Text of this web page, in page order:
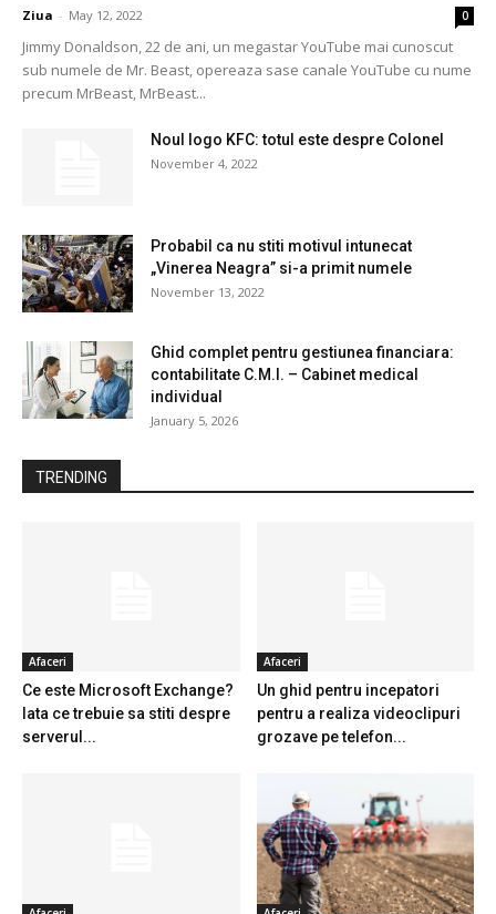
Ziua - May 12, 2022 0
Jimmy Donaldson, 22 de ani, un megastar YouTube mai cunoscut
sub numele de Mr. Beast, opereaza sase canale YouTube cu nume
precum MrBeast, MrBeast...
Noul logo KFC: totul este despre Colonel
November 4, 2022
Probabil ca nu stiti motivul intunecat
„Vinerea Neagra” si-a primit numele
November 13, 2022
Ghid complet pentru gestiunea financiara:
contabilitate C.M.I. – Cabinet medical
individual
January 5, 2026
TRENDING
Afaceri
Ce este Microsoft Exchange?
Iata ce trebuie sa stiti despre
serverul...
Afaceri
Un ghid pentru incepatori
pentru a realiza videoclipuri
grozave pe telefon...